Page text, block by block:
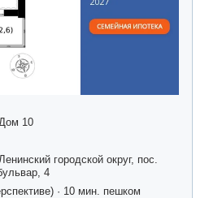
10
городской округ, пос.
4
· 10 мин. пешком